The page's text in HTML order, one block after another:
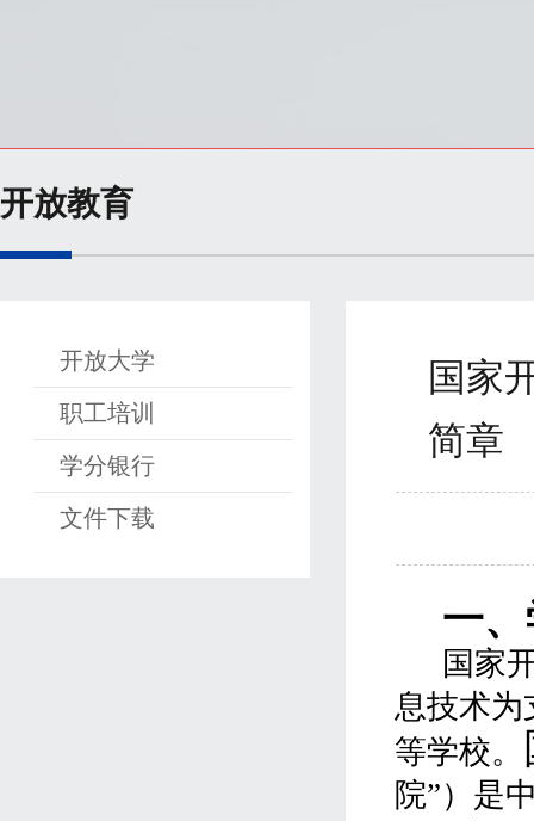
开放教育
开放大学
职工培训
学分银行
文件下载
国家
简章
一
国家
息技术为
等学校。
院”）是